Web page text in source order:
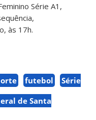
Série A1,
às 17h.
futebol
Série
de Santa